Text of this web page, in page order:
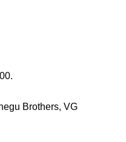
Brothers, VG